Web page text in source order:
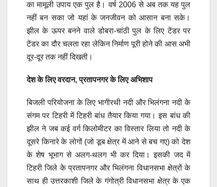
का मामूली उपाय एक पुल है। वर्ष 2006 से अब तक यह पुल
नहीं बन सका जो यहां के जनजीवन को आसान बना सके।
झील के ऊपर बनने वाले डोबरा-चांठी पुल के लिए टेंडर पर
टेंडर का दौर चलता रहा लेकिन निर्माण पूरी होने की आस अभी
दूर-दूर तक नहीं दिखती।
देश के लिए वरदान, प्रतापनगर के लिए अभिशाप
बिजली परियोजना के लिए भागीरथी नदी और भिलंगना नदी के
संगम पर टिहरी में टिहरी बांध तैयार किया गया। इस बांध की
झील ने जब कई वर्ग किलोमीटर का विस्तार लिया तो नदी के
दूसरे किनारे के लोगों (जो डूब क्षेत्र में आने से बच गए) को देश
के शेष भूभाग से अलग-थलग भी कर दिया। इसकी जद में
टिहरी जिले के प्रतापनगर और भिलंगना विधानसभा क्षेत्रों के
साथ ही उत्तरकाशी जिले के गंगोत्री विधानसभा क्षेत्र के एक